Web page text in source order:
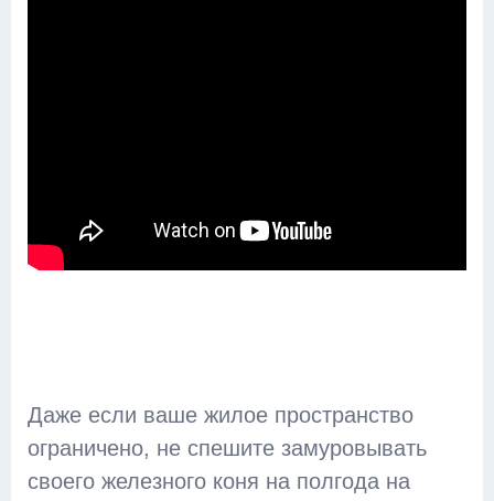
Даже если ваше жилое пространство
ограничено, не спешите замуровывать
своего железного коня на полгода на